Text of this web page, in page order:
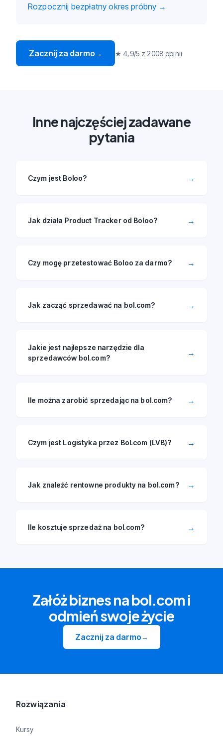
Rozpocznij bezpłatny okres próbny →
Zacznij za darmo→ ★ 4,9/5 z 2008 opinii
Inne najczęściej zadawane
pytania
Czym jest Boloo? →
Jak działa Product Tracker od Boloo? →
Czy mogę przetestować Boloo za darmo? →
Jak zacząć sprzedawać na bol.com? →
Jakie jest najlepsze narzędzie dla
sprzedawców bol.com?
→
Ile można zarobić sprzedając na bol.com? →
Czym jest Logistyka przez Bol.com (LVB)? →
Jak znaleźć rentowne produkty na bol.com? →
Ile kosztuje sprzedaż na bol.com? →
Załóż biznes na bol.com i
odmień swoje życie
Zacznij za darmo→
Rozwiązania
Kursy